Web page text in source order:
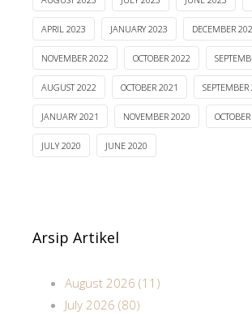
APRIL 2023 JANUARY 2023 DECEMBER
NOVEMBER 2022 OCTOBER 2022
AUGUST 2022 OCTOBER 2021 SEPTEMBER
JANUARY 2021 NOVEMBER 2020
JULY 2020 JUNE 2020
Arsip Artikel
August 2026 (11)
July 2026 (80)